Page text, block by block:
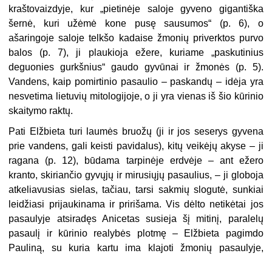
kraštovaizdyje, kur „pietinėje saloje gyveno gigantiška
šernė, kuri užėmė kone pusę sausumos“ (p. 6), o
ašaringoje saloje telkšo kadaise žmonių priverktos purvo
balos (p. 7), ji plaukioja ežere, kuriame „paskutinius
deguonies gurkšnius“ gaudo gyvūnai ir žmonės (p. 5).
Vandens, kaip pomirtinio pasaulio – paskandų – idėja yra
nesvetima lietuvių mitologijoje, o ji yra vienas iš šio kūrinio
skaitymo raktų.
Pati Elžbieta turi laumės bruožų (ji ir jos seserys gyvena
prie vandens, gali keisti pavidalus), kitų veikėjų akyse – ji
ragana (p. 12), būdama tarpinėje erdvėje – ant ežero
kranto, skiriančio gyvųjų ir mirusiųjų pasaulius, – ji globoja
atkeliavusias sielas, tačiau, tarsi sakmių slogutė, sunkiai
leidžiasi prijaukinama ir pririšama. Vis dėlto netikėtai jos
pasaulyje atsiradęs Anicetas susieja šį mitinį, paralelų
pasaulį ir kūrinio realybės plotmę – Elžbieta pagimdo
Pauliną, su kuria kartu ima klajoti žmonių pasaulyje,